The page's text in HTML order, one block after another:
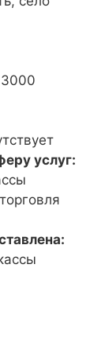
3000
услуг:
торговля